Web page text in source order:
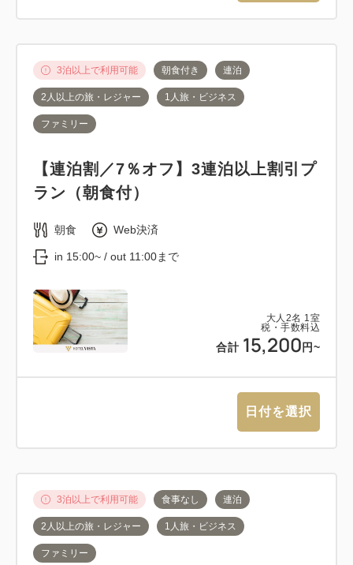
大人 2名 1室
税・手数料込
合計 15,200 円~
3泊以上で利用可能 朝食付き 連泊
2人以上の旅・レジャー 1人旅・ビジネス
ファミリー
【連泊割／7％オフ】3連泊以上割引プ
ラン（朝食付）
朝食 Web決済
in 15:00~ / out 11:00まで
日付を選択
3泊以上で利用可能 食事なし 連泊
2人以上の旅・レジャー 1人旅・ビジネス
ファミリー